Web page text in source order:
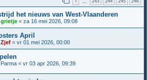
het nieuws van West-Vlaanderen
grietje « za 16 mei 2026, 09:08
April
Zjef « vr 01 mei 2026, 00:00
Parma « vr 03 apr 2026, 09:39